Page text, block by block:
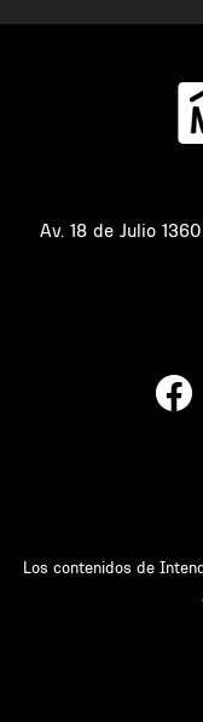
Av. 18 de Julio
Los contenidos de